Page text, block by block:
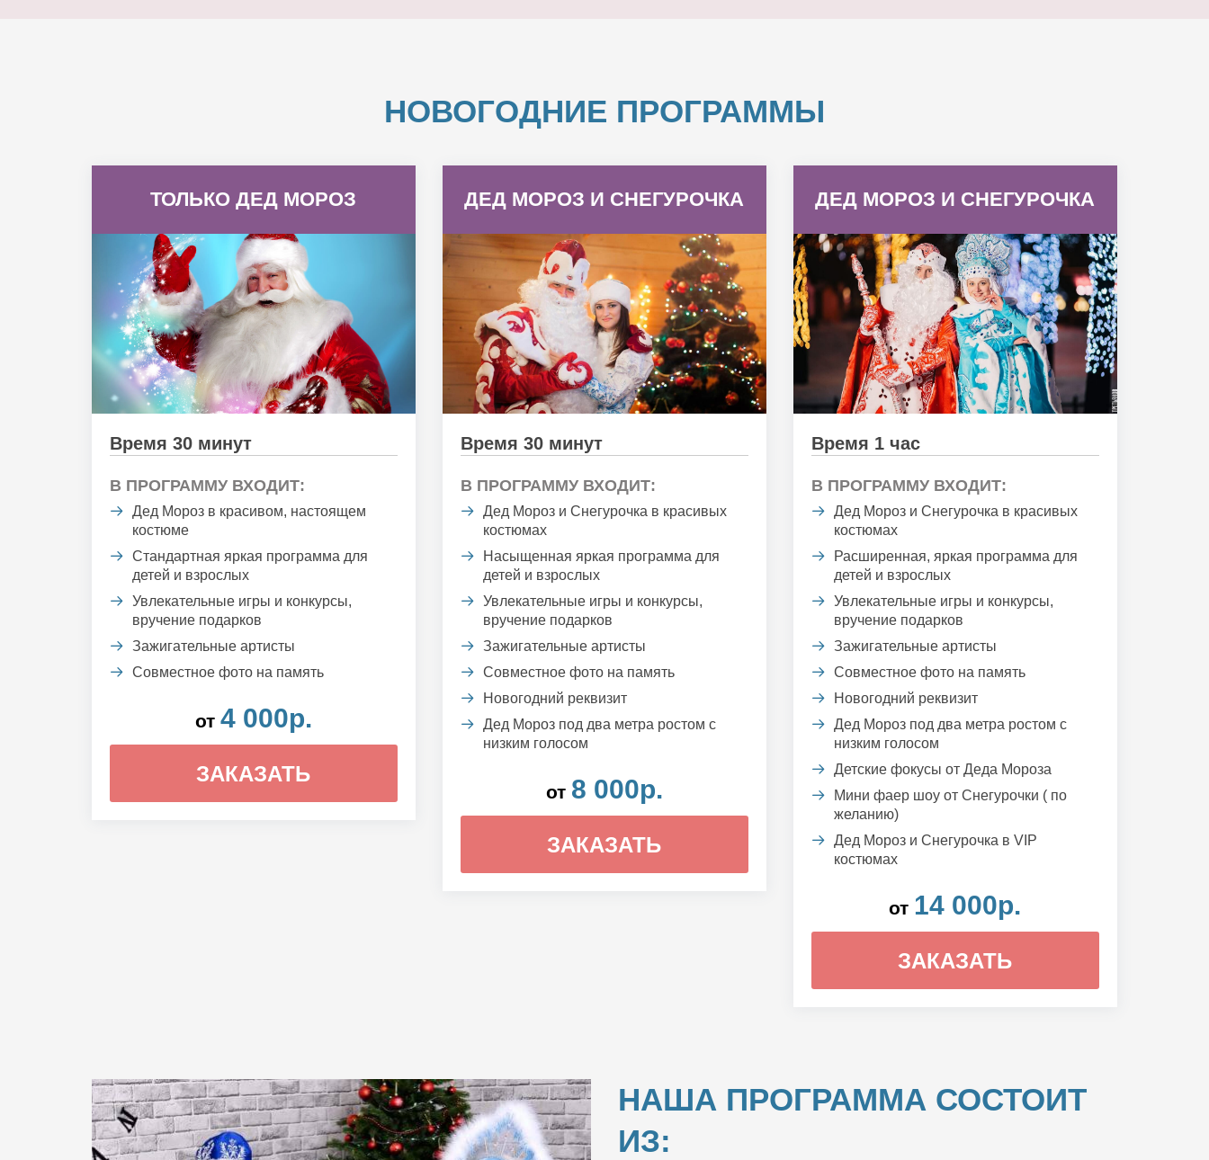
НОВОГОДНИЕ ПРОГРАММЫ
ТОЛЬКО ДЕД МОРОЗ
Время 30 минут
В ПРОГРАММУ ВХОДИТ:
Дед Мороз в красивом, настоящем
костюме
Стандартная яркая программа для
детей и взрослых
Увлекательные игры и конкурсы,
вручение подарков
Зажигательные артисты
Совместное фото на память
от 4 000р.
ЗАКАЗАТЬ
ДЕД МОРОЗ И СНЕГУРОЧКА
Время 30 минут
В ПРОГРАММУ ВХОДИТ:
Дед Мороз и Снегурочка в красивых
костюмах
Насыщенная яркая программа для
детей и взрослых
Увлекательные игры и конкурсы,
вручение подарков
Зажигательные артисты
Совместное фото на память
Новогодний реквизит
Дед Мороз под два метра ростом с
низким голосом
от 8 000р.
ЗАКАЗАТЬ
ДЕД МОРОЗ И СНЕГУРОЧКА
Время 1 час
В ПРОГРАММУ ВХОДИТ:
Дед Мороз и Снегурочка в красивых
костюмах
Расширенная, яркая программа для
детей и взрослых
Увлекательные игры и конкурсы,
вручение подарков
Зажигательные артисты
Совместное фото на память
Новогодний реквизит
Дед Мороз под два метра ростом с
низким голосом
Детские фокусы от Деда Мороза
Мини фаер шоу от Снегурочки ( по
желанию)
Дед Мороз и Снегурочка в VIP
костюмах
от 14 000р.
ЗАКАЗАТЬ
НАША ПРОГРАММА СОСТОИТ
ИЗ: